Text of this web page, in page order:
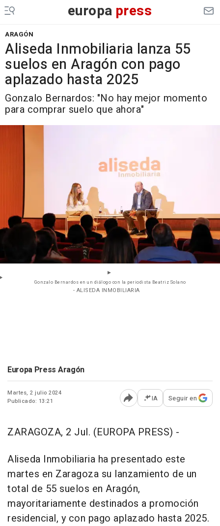
europa press
ARAGÓN
Aliseda Inmobiliaria lanza 55
suelos en Aragón con pago
aplazado hasta 2025
Gonzalo Bernardos: "No hay mejor momento
para comprar suelo que ahora"
Gonzalo Bernardos en un diálogo con la periodista Beatriz Solano
- ALISEDA INMOBILIARIA
Europa Press Aragón
Martes, 2 julio 2024
Publicado: 13:21
Abrir opciones para
IA Seguir en
ZARAGOZA, 2 Jul. (EUROPA PRESS) -
Aliseda Inmobiliaria ha presentado este
martes en Zaragoza su lanzamiento de un
total de 55 suelos en Aragón,
mayoritariamente destinados a promoción
residencial, y con pago aplazado hasta 2025.